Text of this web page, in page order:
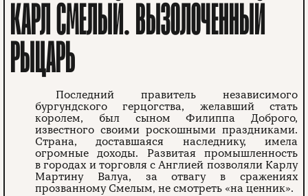
КАРЛ СМЕЛЫЙ. ВЫЗОЛОЧЕННЫЙ
РЫЦАРЬ
Последний правитель независимого
бургундского герцогства, желавший стать
королем, был сыном Филиппа Доброго,
известного своими роскошными праздниками.
Страна, доставшаяся наследнику, имела
огромные доходы. Развитая промышленность
в городах и торговля с Англией позволяли Карлу
Мартину Валуа, за отвагу в сражениях
прозванному Смелым, не смотреть «на ценник».